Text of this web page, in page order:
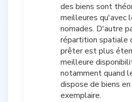
des biens sont
meilleures qu'avec
nomades. D'autre
répartition spatiale
prêter est plus
meilleure
notamment quand
dispose de biens
exemplaire.